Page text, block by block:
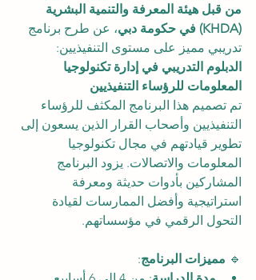
من قبل هيئة المعرفة والتنمية البشرية
(KHDA) في حكومة دبي
، عن طرح برنامج
تدريبي مميز على مستوى التنفيذيين:
الدبلوم التدريبي في إدارة تكنولوجيا
المعلومات للرؤساء التنفيذيين
تم تصميم هذا البرنامج المكثف للرؤساء
التنفيذيين وأصحاب القرار الذين يسعون إلى
تطوير قيادتهم في مجال تكنولوجيا
المعلومات والاتصالات. يزود البرنامج
المشاركين بأدوات حديثة ومعرفة
استراتيجية وأفضل الممارسات لقيادة
التحول الرقمي في مؤسساتهم.
🔹 مميزات البرنامج: